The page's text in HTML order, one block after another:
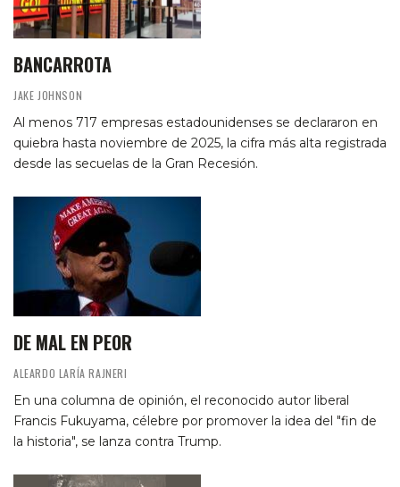
BANCARROTA
JAKE JOHNSON
Al menos 717 empresas estadounidenses se declararon en
quiebra hasta noviembre de 2025, la cifra más alta registrada
desde las secuelas de la Gran Recesión.
DE MAL EN PEOR
ALEARDO LARÍA RAJNERI
En una columna de opinión, el reconocido autor liberal
Francis Fukuyama, célebre por promover la idea del "fin de
la historia", se lanza contra Trump.